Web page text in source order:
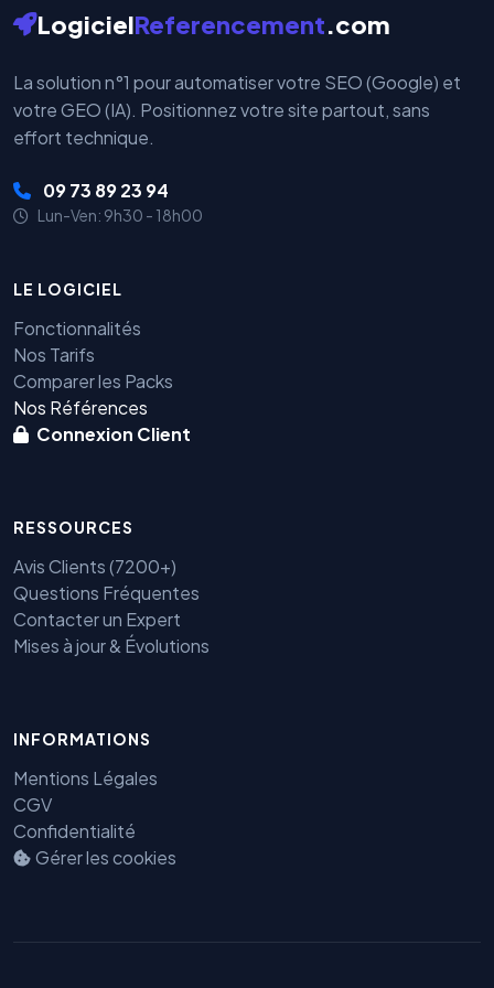
LogicielReferencement.com
La solution n°1 pour automatiser votre SEO (Google) et
votre GEO (IA). Positionnez votre site partout, sans
effort technique.
09 73 89 23 94
Lun-Ven: 9h30 - 18h00
LE LOGICIEL
Fonctionnalités
Nos Tarifs
Comparer les Packs
Nos Références
Connexion Client
RESSOURCES
Avis Clients (7200+)
Questions Fréquentes
Contacter un Expert
Mises à jour & Évolutions
INFORMATIONS
Mentions Légales
CGV
Confidentialité
Gérer les cookies